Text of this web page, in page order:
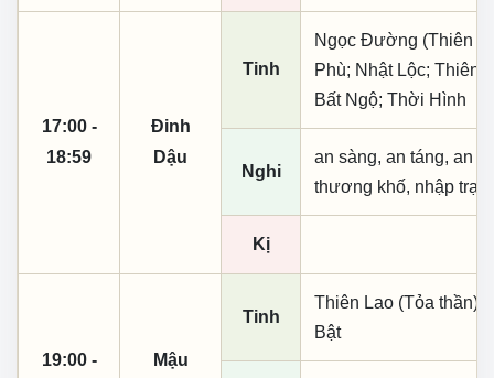
17:00 -
18:59
Đinh
Dậu
Tinh
Ngọc Đường (Thiên
Phù; Nhật Lộc; Thiên
Bất Ngộ; Thời Hình
Nghi
an sàng, an táng, an
thương khố, nhập
Kị
19:00 -
Mậu
Tinh
Thiên Lao (Tỏa thần);
Bật